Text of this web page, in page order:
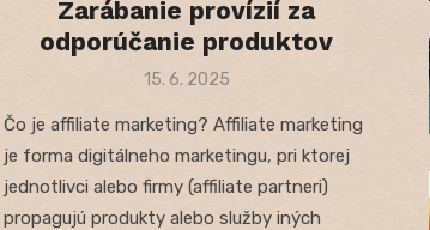
Zarábanie provízií za
odporúčanie produktov
Posted
15. 6. 2025
Čo je affiliate marketing? Affiliate marketing
je forma digitálneho marketingu, pri ktorej
jednotlivci alebo firmy (affiliate partneri)
propagujú produkty alebo služby iných